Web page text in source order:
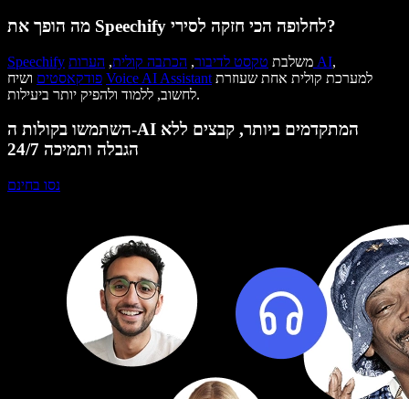
מה הופך את Speechify לחלופה הכי חזקה לסירי?
Speechify משלבת טקסט לדיבור, הכתבה קולית, הערות AI,
פודקאסטים Voice AI Assistant
לחשוב, ללמוד ולהפיק יותר ביעילות.
השתמשו בקולות ה-AI המתקדמים ביותר, קבצים ללא
הגבלה ותמיכה 24/7
נסו בחינם